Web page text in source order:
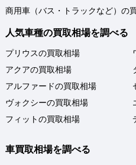
商用車（バス・トラックなど）の
人気車種の買取相場を調べる
プリウスの買取相場
アクアの買取相場
アルファードの買取相場
ヴォクシーの買取相場
フィットの買取相場
車買取相場を調べる